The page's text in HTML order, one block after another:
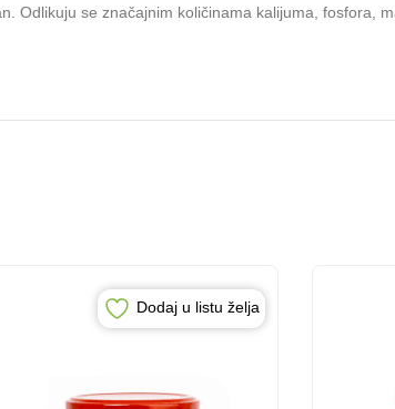
Odlikuju se značajnim količinama kalijuma, fosfora,
Dodaj u listu želja